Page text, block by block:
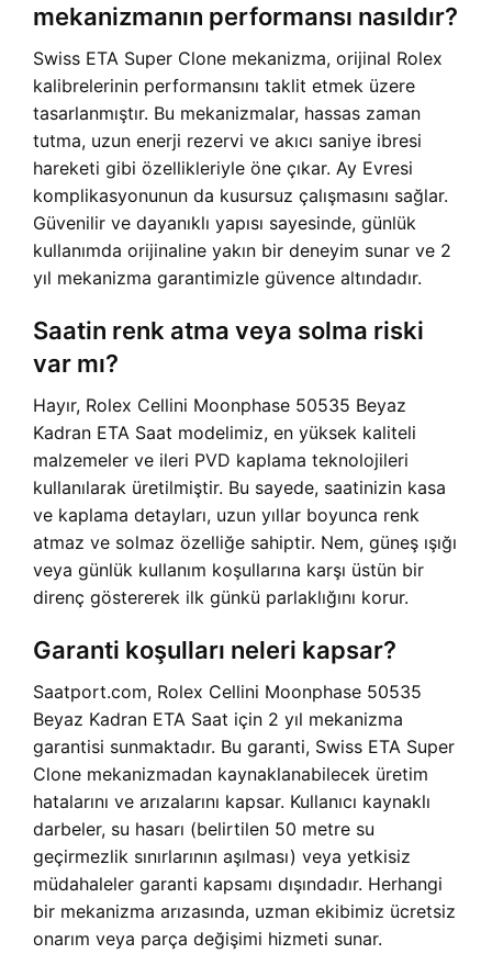
mekanizmanın performansı nasıldır?
Swiss ETA Super Clone mekanizma, orijinal Rolex
kalibrelerinin performansını taklit etmek üzere
tasarlanmıştır. Bu mekanizmalar, hassas zaman
tutma, uzun enerji rezervi ve akıcı saniye ibresi
hareketi gibi özellikleriyle öne çıkar. Ay Evresi
komplikasyonunun da kusursuz çalışmasını sağlar.
Güvenilir ve dayanıklı yapısı sayesinde, günlük
kullanımda orijinaline yakın bir deneyim sunar ve 2
yıl mekanizma garantimizle güvence altındadır.
Saatin renk atma veya solma riski
var mı?
Hayır, Rolex Cellini Moonphase 50535 Beyaz
Kadran ETA Saat modelimiz, en yüksek kaliteli
malzemeler ve ileri PVD kaplama teknolojileri
kullanılarak üretilmiştir. Bu sayede, saatinizin kasa
ve kaplama detayları, uzun yıllar boyunca renk
atmaz ve solmaz özelliğe sahiptir. Nem, güneş ışığı
veya günlük kullanım koşullarına karşı üstün bir
direnç göstererek ilk günkü parlaklığını korur.
Garanti koşulları neleri kapsar?
Saatport.com, Rolex Cellini Moonphase 50535
Beyaz Kadran ETA Saat için 2 yıl mekanizma
garantisi sunmaktadır. Bu garanti, Swiss ETA Super
Clone mekanizmadan kaynaklanabilecek üretim
hatalarını ve arızalarını kapsar. Kullanıcı kaynaklı
darbeler, su hasarı (belirtilen 50 metre su
geçirmezlik sınırlarının aşılması) veya yetkisiz
müdahaleler garanti kapsamı dışındadır. Herhangi
bir mekanizma arızasında, uzman ekibimiz ücretsiz
onarım veya parça değişimi hizmeti sunar.